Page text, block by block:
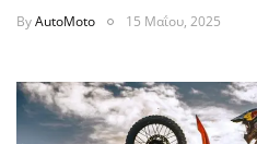
ByAutoMoto 15 Μαΐου, 2025